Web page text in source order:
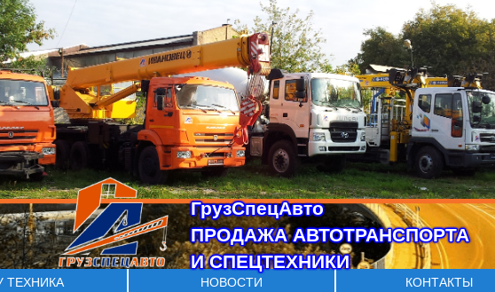
ГрузСпецАвто
ПРОДАЖА АВТОТРАНСПОРТА
И СПЕЦТЕХНИКИ
ТЕХНИКА НОВОСТИ КОНТАКТЫ